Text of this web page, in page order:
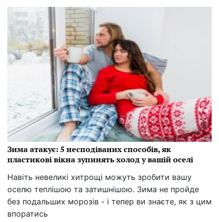
Зима атакує: 5 несподіваних способів, як
пластикові вікна зупинять холод у вашій оселі
Навіть невеликі хитрощі можуть зробити вашу
оселю теплішою та затишнішою. Зима не пройде
без подальших морозів - і тепер ви знаєте, як з цим
впоратись